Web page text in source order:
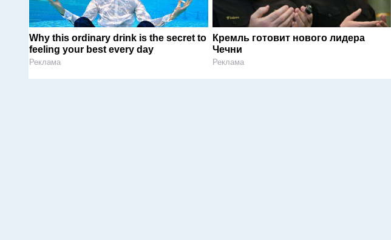
Why this ordinary drink is the secret to
feeling your best every day
Реклама
Кремль готовит нового лидера
Чечни
Реклама